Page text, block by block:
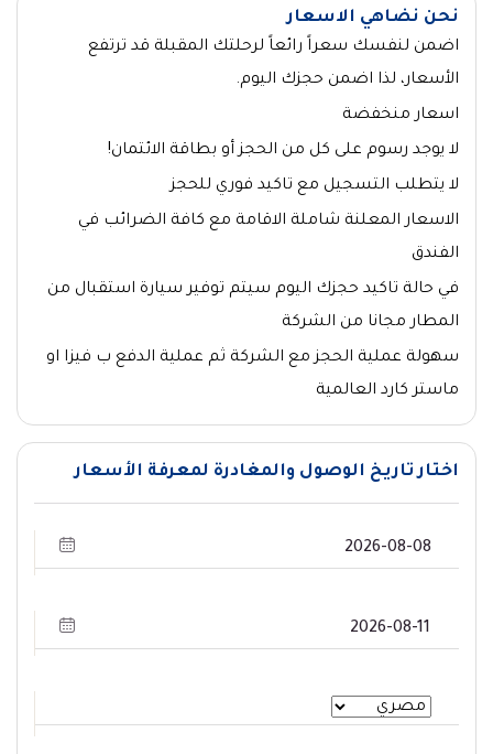
نحن نضاهي الاسعار
اضمن لنفسك سعراً رائعاً لرحلتك المقبلة قد ترتفع
الأسعار، لذا اضمن حجزك اليوم.
اسعار منخفضة
لا يوجد رسوم على كل من الحجز أو بطاقة الائتمان!
لا يتطلب التسجيل مع تاكيد فوري للحجز
الاسعار المعلنة شاملة الاقامة مع كافة الضرائب في
الفندق
في حالة تاكيد حجزك اليوم سيتم توفير سيارة استقبال من
المطار مجانا من الشركة
سهولة عملية الحجز مع الشركة ثم عملية الدفع ب فيزا او
ماستر كارد العالمية
اختار تاريخ الوصول والمغادرة لمعرفة الأسعار